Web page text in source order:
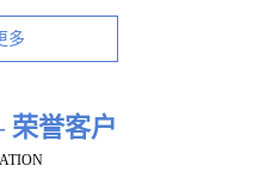
多
誉客户